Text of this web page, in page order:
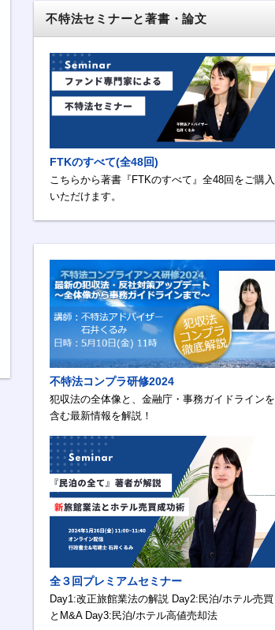
不特法セミナーと著書・論文
FTKのすべて(全48回)
こちらから著書『FTKのすべて』全48回をご購入
いただけます。
不特法コンプラ研修2024
犯収法の全体像と、金融庁・事務ガイドラインを
含む最新情報を解説！
全３回プレミアムセミナー
Day1:改正旅館業法の解説 Day2:民泊/ホテル売買
とM&A Day3:民泊/ホテル高値売却法